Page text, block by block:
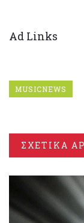
Ad Links
MUSICNEWS
ΣΧΕΤΙΚΑ